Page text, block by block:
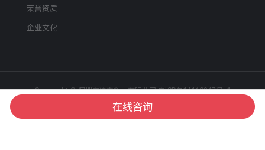
荣誉资质
企业文化
Copyright © 深圳市凌壹科技有限公司 粤ICP备16119867号-1
技术支持:深圳网站建设
在线咨询